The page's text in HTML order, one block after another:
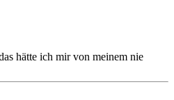
hätte ich mir von meinem nie